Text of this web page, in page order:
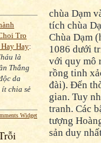
Tro
Hay:
là
Thắng
da
chia sẻ
Widget
chùa Dạm
tích chùa
Chùa Dạm
1086 dưới
với quy mô
rồng tinh
đài). Đến
gian. Tuy
tranh. Các
tượng
sản duy